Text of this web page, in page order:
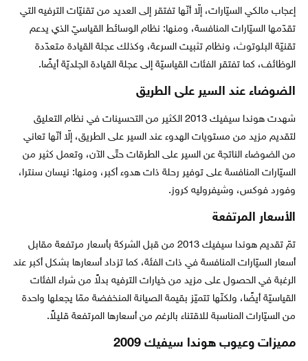
إعجاب مالكي السيّارات، إلّا أنّها تفتقر إلى العديد من تقنيّات الترفيه التي
تقدّمها السيّارات المنافسة، ومنها: نظام الوسائط القياسيّ الذي يدعم
تقنيّة البلوتوث، ونظام تثبيت السرعة، وكذلك عجلة القيادة متعدّدة
الوظائف، كما تفتقر الفئات القياسيّة إلى عجلة القيادة الجلديّة أيضًا.
الضوضاء عند السير على الطريق
شهدت هوندا سيفيك 2013 الكثير من التحسينات في نظام التعليق
لتقديم مزيد من مستويات الهدوء عند السير على الطريق، إلّا أنّها تعاني
من الضوضاء الناتجة عن السير على الطرقات حتّى الآن، وتعمل كثير من
السيّارات المنافسة على توفير رحلة ذات هدوء أكبر، ومنها: نيسان سنترا،
وفورد فوكس، وشيفروليه كروز.
الأسعار المرتفعة
تمّ تقديم هوندا سيفيك 2013 من قبل الشركة بأسعار مرتفعة مقابل
أسعار السيّارات المنافسة في ذات الفئة، كما تزداد أسعارها بشكل أكبر عند
الرغبة في الحصول على مزيد من خيارات الترفيه بدلاً من شراء الفئات
القياسيّة أيضًا، ولكنّها تتميّز بقيمة الصيانة المنخفضة ممّا يجعلها واحدة
من السيّارات المناسبة للاقتناء بالرغم من أسعارها المرتفعة قليلاً.
مميزات وعيوب هوندا سيفيك 2009